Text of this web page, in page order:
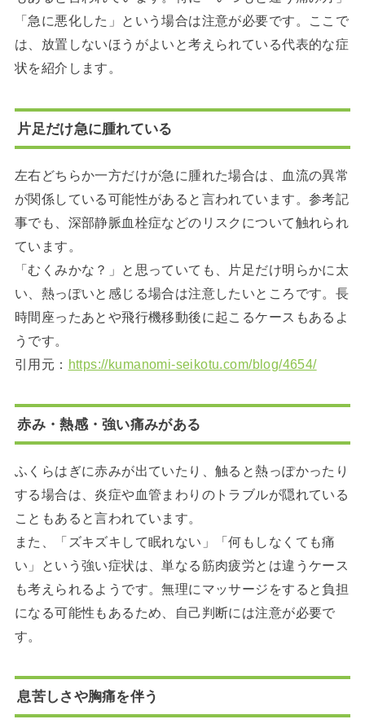
「急に悪化した」という場合は注意が必要です。ここで
は、放置しないほうがよいと考えられている代表的な症
状を紹介します。
片足だけ急に腫れている
左右どちらか一方だけが急に腫れた場合は、血流の異常
が関係している可能性があると言われています。参考記
事でも、深部静脈血栓症などのリスクについて触れられ
ています。
「むくみかな？」と思っていても、片足だけ明らかに太
い、熱っぽいと感じる場合は注意したいところです。長
時間座ったあとや飛行機移動後に起こるケースもあるよ
うです。
引用元： https://kumanomi-seikotu.com/blog/4654/
赤み・熱感・強い痛みがある
ふくらはぎに赤みが出ていたり、触ると熱っぽかったり
する場合は、炎症や血管まわりのトラブルが隠れている
こともあると言われています。
また、「ズキズキして眠れない」「何もしなくても痛
い」という強い症状は、単なる筋肉疲労とは違うケース
も考えられるようです。無理にマッサージをすると負担
になる可能性もあるため、自己判断には注意が必要で
す。
息苦しさや胸痛を伴う